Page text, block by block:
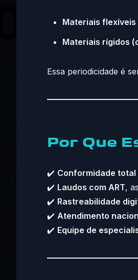
Materiais flexíveis
Materiais rígidos
Essa periodicidade é
Por Que
✔️ Conformidade total
✔️ Laudos com ART,
✔️ Rastreabilidade
✔️ Atendimento
✔️ Equipe de